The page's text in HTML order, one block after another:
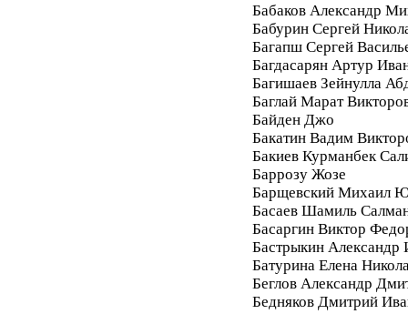
Бабаков Александр
Бабурин Сергей
Багапш Сергей
Багдасарян Артур
Багишаев Зейнулла
Баглай Марат
Байден Джо
Бакатин Вадим
Бакиев Курманбек
Баррозу Жозе
Барщевский Михаил
Басаев Шамиль
Басаргин Виктор
Бастрыкин Александр
Батурина Елена
Беглов Александр
Бедняков Дмитрий